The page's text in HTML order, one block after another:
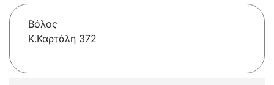
Βόλος
Κ.Καρτάλη 372